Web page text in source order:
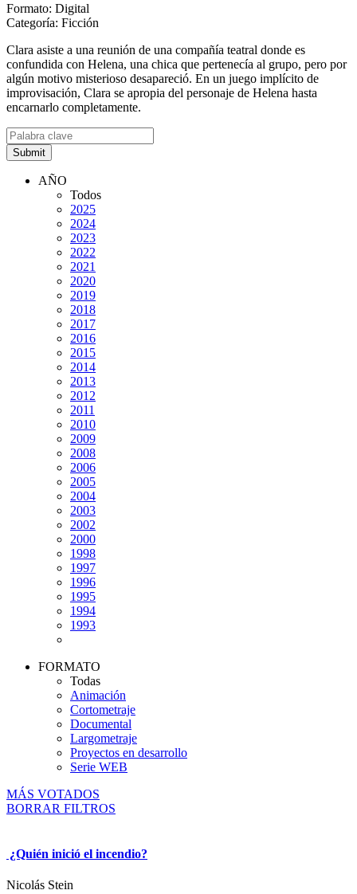
Formato: Digital
Categoría: Ficción
Clara asiste a una reunión de una compañía teatral donde es
confundida con Helena, una chica que pertenecía al grupo, pero por
algún motivo misterioso desapareció. En un juego implícito de
improvisación, Clara se apropia del personaje de Helena hasta
encarnarlo completamente.
AÑO
Todos
2025
2024
2023
2022
2021
2020
2019
2018
2017
2016
2015
2014
2013
2012
2011
2010
2009
2008
2006
2005
2004
2003
2002
2000
1998
1997
1996
1995
1994
1993
FORMATO
Todas
Animación
Cortometraje
Documental
Largometraje
Proyectos en desarrollo
Serie WEB
MÁS VOTADOS
BORRAR FILTROS
¿Quién inició el incendio?
Nicolás Stein